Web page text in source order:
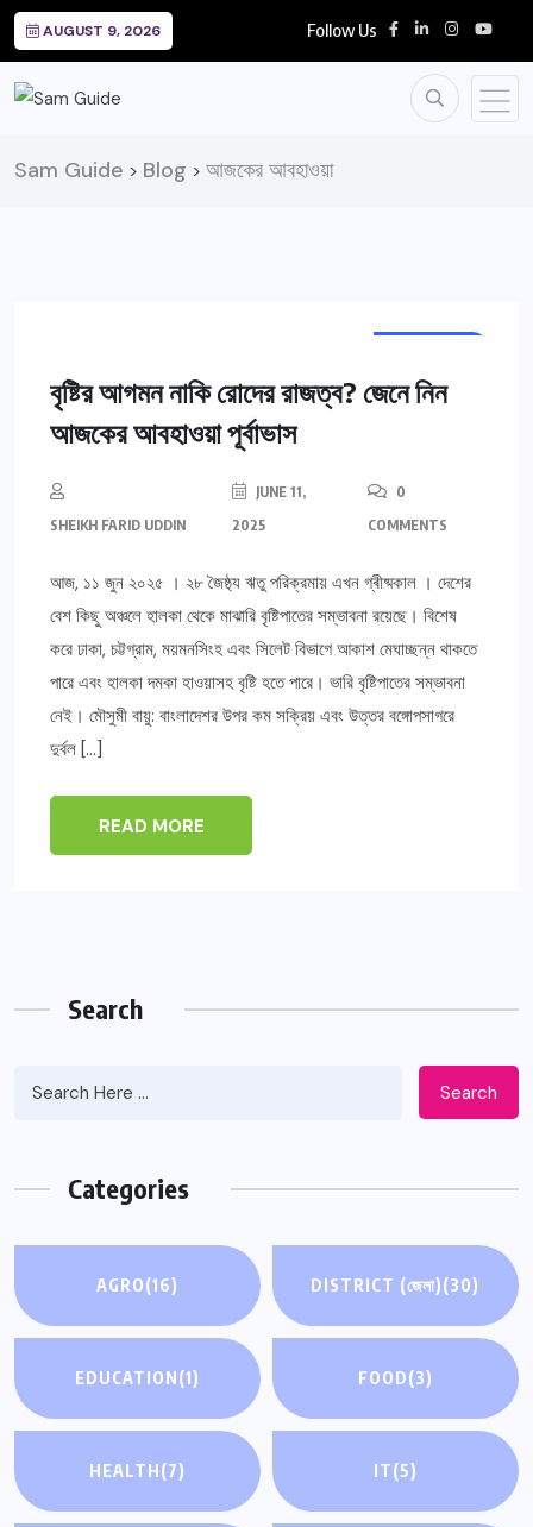
AUGUST 9, 2026 Follow Us
Sam Guide > Blog > আজকের আবহাওয়া
বৃষ্টির আগমন নাকি রোদের রাজত্ব? জেনে নিন
আজকের আবহাওয়া পূর্বাভাস
SHEIKH FARID UDDIN
JUNE 11,
2025
0
COMMENTS
আজ, ১১ জুন ২০২৫ । ২৮ জৈষ্ঠ্য ঋতু পরিক্রমায় এখন গ্ৰীষ্মকাল । দেশের
বেশ কিছু অঞ্চলে হালকা থেকে মাঝারি বৃষ্টিপাতের সম্ভাবনা রয়েছে। বিশেষ
করে ঢাকা, চট্টগ্রাম, ময়মনসিংহ এবং সিলেট বিভাগে আকাশ মেঘাচ্ছন্ন থাকতে
পারে এবং হালকা দমকা হাওয়াসহ বৃষ্টি হতে পারে। ভারি বৃষ্টিপাতের সম্ভাবনা
নেই। মৌসুমী বায়ু: বাংলাদেশর উপর কম সক্রিয় এবং উত্তর বঙ্গোপসাগরে
দুর্বল […]
READ MORE
Search
Search
Categories
AGRO(16) DISTRICT (জেলা)(30)
EDUCATION(1) FOOD(3)
HEALTH(7) IT(5)